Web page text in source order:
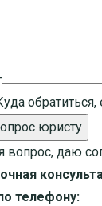
юристу
вопрос, даю
телефону: